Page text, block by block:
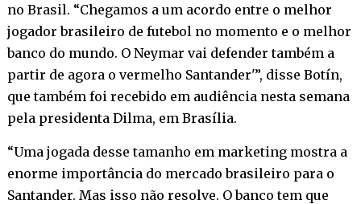
no Brasil. “Chegamos a um acordo entre o melhor
jogador brasileiro de futebol no momento e o melhor
banco do mundo. O Neymar vai defender também a
partir de agora o vermelho Santander'”, disse Botín,
que também foi recebido em audiência nesta semana
pela presidenta Dilma, em Brasília.
“Uma jogada desse tamanho em marketing mostra a
enorme importância do mercado brasileiro para o
Santander. Mas isso não resolve. O banco tem que